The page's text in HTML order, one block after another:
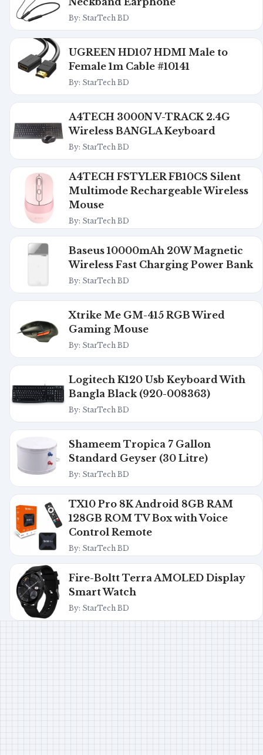
By: StarTech BD
UGREEN HD107 HDMI Male to
Female 1m Cable #10141
By: StarTech BD
A4TECH 3000N V-TRACK 2.4G
Wireless BANGLA Keyboard
By: StarTech BD
A4TECH FSTYLER FB10CS Silent
Multimode Rechargeable Wireless
Mouse
By: StarTech BD
Baseus 10000mAh 20W Magnetic
Wireless Fast Charging Power Bank
By: StarTech BD
Xtrike Me GM-415 RGB Wired
Gaming Mouse
By: StarTech BD
Logitech K120 Usb Keyboard With
Bangla Black (920-008363)
By: StarTech BD
Shameem Tropica 7 Gallon
Standard Geyser (30 Litre)
By: StarTech BD
TX10 Pro 8K Android 8GB RAM
128GB ROM TV Box with Voice
Control Remote
By: StarTech BD
Fire-Boltt Terra AMOLED Display
Smart Watch
By: StarTech BD